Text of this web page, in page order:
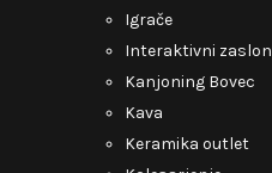
Igrače
Interaktivni zaslon
Kanjoning Bovec
Kava
Keramika outlet